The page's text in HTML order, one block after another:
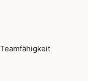
Teamfähigkeit